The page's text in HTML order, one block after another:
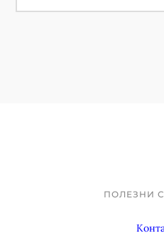
ПОЛЕЗНИ